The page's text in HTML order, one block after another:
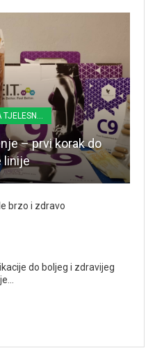
– prvi korak do
linije
brzo i zdravo
do boljeg i zdravijeg